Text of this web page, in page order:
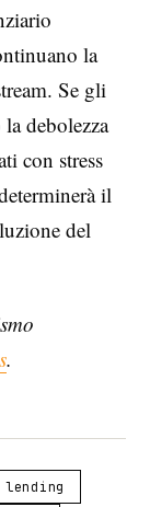
la
Se gli
debolezza
con stress
il
del
.
lending